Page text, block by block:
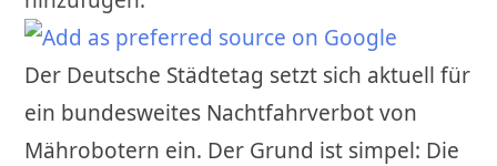
Der Deutsche Städtetag setzt sich aktuell für
ein bundesweites Nachtfahrverbot von
Mährobotern ein. Der Grund ist simpel: Die